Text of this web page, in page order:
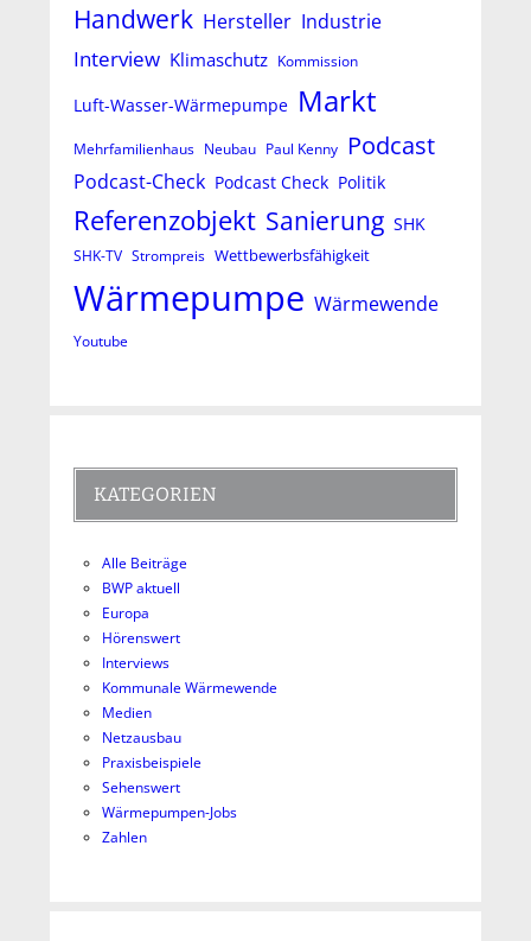
Handwerk Hersteller Industrie
Interview Klimaschutz Kommission
Luft-Wasser-Wärmepumpe Markt
Mehrfamilienhaus Neubau Paul Kenny Podcast
Podcast-Check Podcast Check Politik
Referenzobjekt Sanierung SHK
SHK-TV Strompreis Wettbewerbsfähigkeit
Wärmepumpe Wärmewende
Youtube
KATEGORIEN
Alle Beiträge
BWP aktuell
Europa
Hörenswert
Interviews
Kommunale Wärmewende
Medien
Netzausbau
Praxisbeispiele
Sehenswert
Wärmepumpen-Jobs
Zahlen